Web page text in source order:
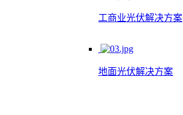
工商业光伏解决方案
地面光伏解决方案